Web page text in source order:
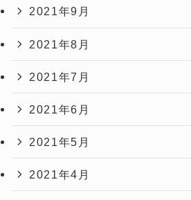
2021年9月
2021年8月
2021年7月
2021年6月
2021年5月
2021年4月